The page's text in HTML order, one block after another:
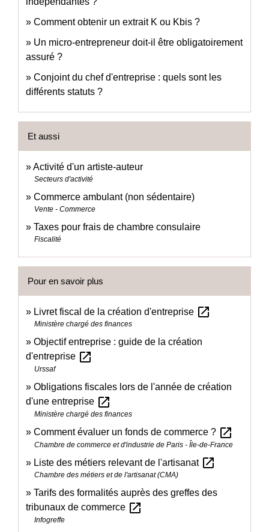
Comment obtenir un extrait K ou Kbis ?
Un micro-entrepreneur doit-il être obligatoirement
assuré ?
Conjoint du chef d'entreprise : quels sont les
différents statuts ?
Et aussi
Activité d'un artiste-auteur
Secteurs d'activité
Commerce ambulant (non sédentaire)
Vente - Commerce
Taxes pour frais de chambre consulaire
Fiscalité
Pour en savoir plus
Livret fiscal de la création d'entreprise open_in_new
Ministère chargé des finances
Objectif entreprise : guide de la création
d'entreprise open_in_new
Urssaf
Obligations fiscales lors de l'année de création
d'une entreprise open_in_new
Ministère chargé des finances
Comment évaluer un fonds de commerce ? open_in_new
Chambre de commerce et d'industrie de Paris - Île-de-France
Liste des métiers relevant de l'artisanat open_in_new
Chambre des métiers et de l'artisanat (CMA)
Tarifs des formalités auprès des greffes des
tribunaux de commerce open_in_new
Infogreffe